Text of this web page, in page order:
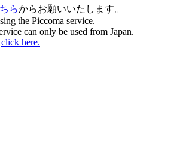
らからお願いいたします。
the Piccoma service.
can only be used from Japan.
click here.